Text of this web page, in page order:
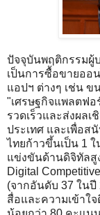
ปัจจุบันพฤติกรรมผู้
เป็นการซื้อขายออ
แอปฯ ต่างๆ เช่น ข
"เศรษฐกิจแพลตฟอ
รวดเร็วและส่งผล
ประเทศ และเพื่อส
ไทยก้าวขึ้นเป็น 1
แข่งขันด้านดิจิทัลสู
Digital
(จากอันดับ 37 ในปี
สื่อและความเข้าใ